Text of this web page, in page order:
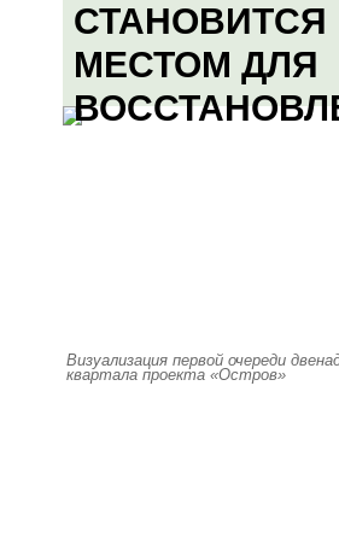
СТАНОВИТСЯ
МЕСТОМ ДЛЯ
Визуализация первой очереди
квартала проекта «Остров»